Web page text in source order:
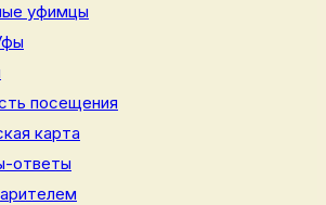
уфимцы
посещения
карта
ответы